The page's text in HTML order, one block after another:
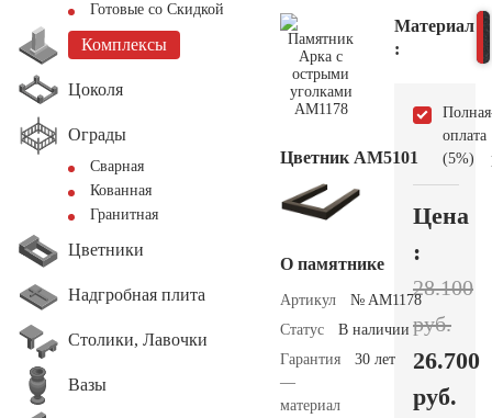
Готовые со Скидкой
Комплексы
Цоколя
Ограды
Сварная
Кованная
Гранитная
Цветники
Надгробная плита
Столики, Лавочки
Вазы
Цветник АМ5101
О памятнике
Артикул
№ AM1178
Статус
В наличии
Гарантия
—
материал
30 лет
Материал
:
Полная
оплата
(5%)
Цена
:
28.100
руб.
26.700
руб.